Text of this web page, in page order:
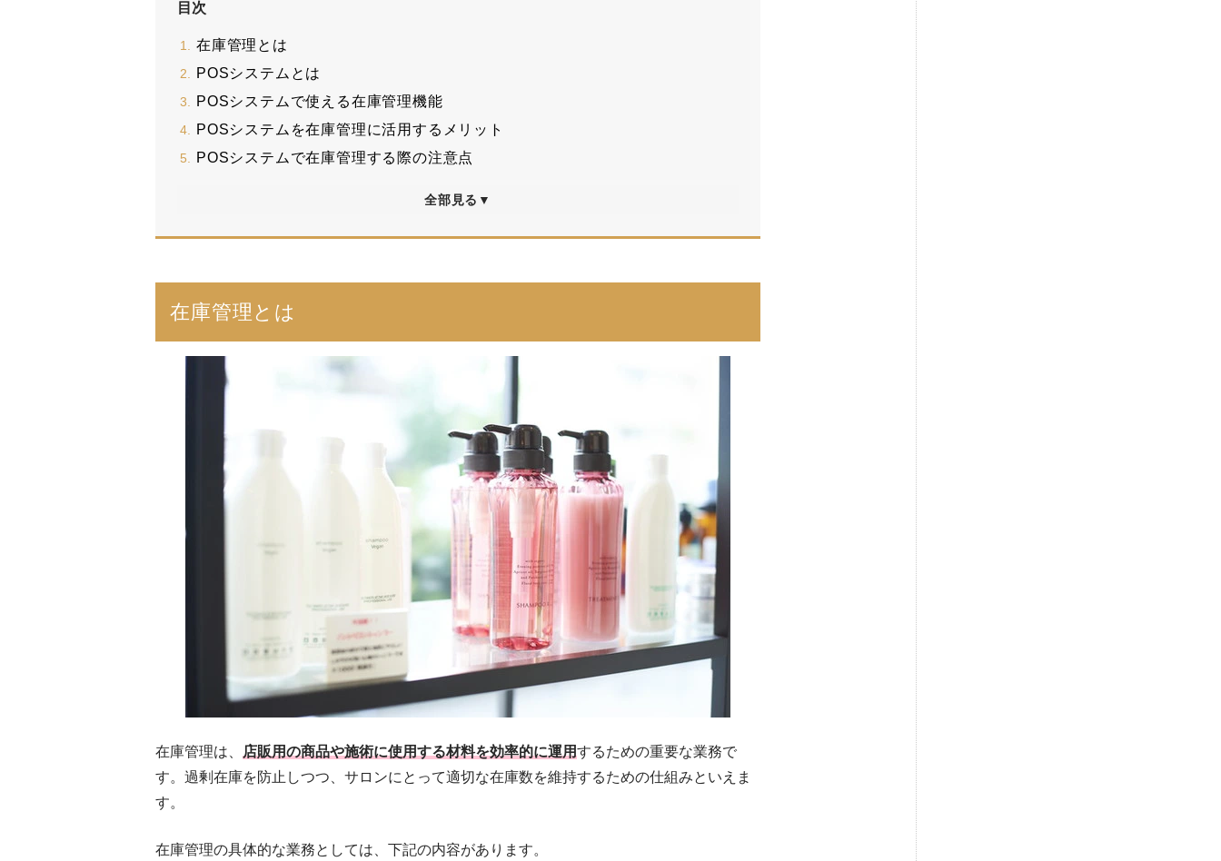
目次
在庫管理とは
POSシステムとは
POSシステムで使える在庫管理機能
POSシステムを在庫管理に活用するメリット
POSシステムで在庫管理する際の注意点
全部見る▼
在庫管理とは
在庫管理は、 店販用の商品や施術に使用する材料を効率的に運用するための重要な業務で
す。過剰在庫を防止しつつ、サロンにとって適切な在庫数を維持するための仕組みといえま
す。
在庫管理の具体的な業務としては、下記の内容があります。